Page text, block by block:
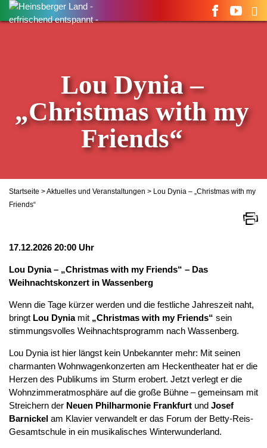
Suchen
nach:
Lou Dynia –
„Christmas with my
Friends“
Startseite >Aktuelles und Veranstaltungen > Lou Dynia – „Christmas with my
Friends“
17.12.2026 20:00 Uhr
Lou Dynia – „Christmas with my Friends“ – Das
Weihnachtskonzert in Wassenberg
Wenn die Tage kürzer werden und die festliche Jahreszeit naht,
bringt Lou Dyniamit „Christmas with my Friends“ sein
stimmungsvolles Weihnachtsprogramm nach Wassenberg.
Lou Dynia ist hier längst kein Unbekannter mehr: Mit seinen
charmanten Wohnwagenkonzerten am Heckentheater hat er die
Herzen des Publikums im Sturm erobert. Jetzt verlegt er die
Wohnzimmeratmosphäre auf die große Bühne – gemeinsam mit
Streichern der Neuen Philharmonie Frankfurt und Josef
Barnickel am Klavier verwandelt er das Forum der Betty-Reis-
Gesamtschule in ein musikalisches Winterwunderland.